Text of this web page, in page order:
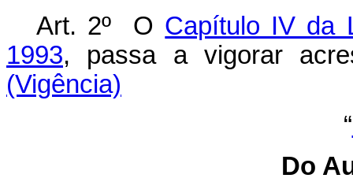
Art. 2º O Capítulo IV da
1993, passa a vigorar
(Vigência)
“
Do